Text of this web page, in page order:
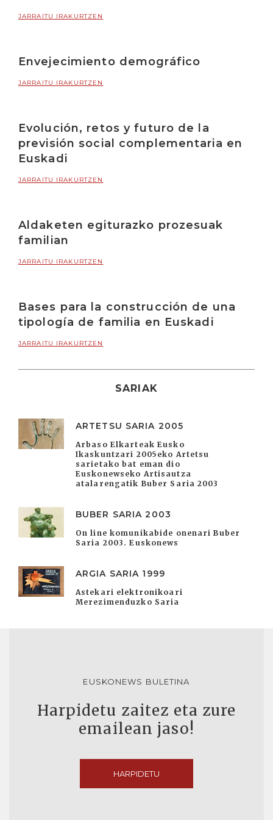
JARRAITU IRAKURTZEN
Envejecimiento demográfico
JARRAITU IRAKURTZEN
Evolución, retos y futuro de la
previsión social complementaria en
Euskadi
JARRAITU IRAKURTZEN
Aldaketen egiturazko prozesuak
familian
JARRAITU IRAKURTZEN
Bases para la construcción de una
tipología de familia en Euskadi
JARRAITU IRAKURTZEN
SARIAK
ARTETSU SARIA 2005
Arbaso Elkarteak Eusko
Ikaskuntzari 2005eko Artetsu
sarietako bat eman dio
Euskonewseko Artisautza
atalarengatik Buber Saria 2003
BUBER SARIA 2003
On line komunikabide onenari Buber
Saria 2003. Euskonews
ARGIA SARIA 1999
Astekari elektronikoari
Merezimenduzko Saria
EUSKONEWS BULETINA
Harpidetu zaitez eta zure
emailean jaso!
HARPIDETU